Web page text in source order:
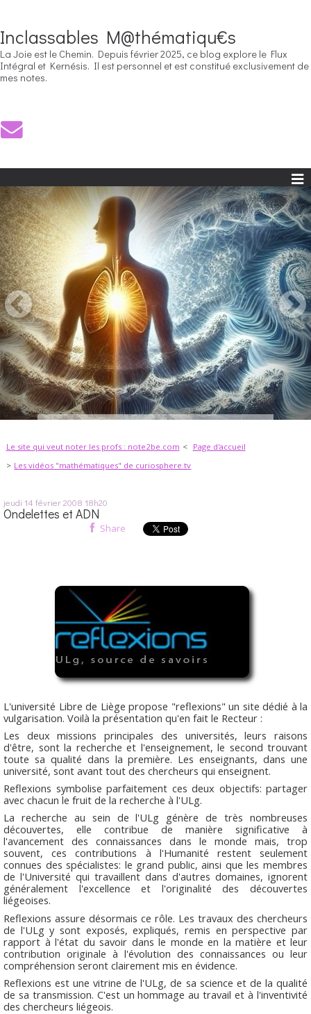
Inclassables M@thématiqu€s
La Joie est le Chemin. Depuis février 2025, ce blog explore le Flux
Intégral et Kernésis. Il est personnel et est constitué exclusivement de
mes notes.
Le site qui veut noter les profs : note2be.com
Page d'accueil
Les vidéos "mathématiques" de curiosphere.tv
jeudi 14 février 2008 18h20
Ondelettes et ADN
Share
L'université Libre de Liège propose "reflexions" un site dédié à la
vulgarisation. Voilà la présentation qu'en fait le Recteur :
Les deux missions principales des universités, leurs raisons
d'être, sont la recherche et l'enseignement, le second trouvant
toute sa qualité dans la première. Les enseignants, dans une
université, sont avant tout des chercheurs qui enseignent.
Reflexions symbolise parfaitement ces deux objectifs: partager
avec chacun le fruit de la recherche à l'ULg.
La recherche au sein de l'ULg génère de très nombreuses
découvertes, elle contribue de manière significative à
l'avancement des connaissances dans le monde mais, trop
souvent, ces contributions à l'Humanité restent seulement
connues des spécialistes: le grand public, ainsi que les membres
de l'Université qui travaillent dans d'autres domaines, ignorent
généralement l'excellence et l'originalité des découvertes
liégeoises.
Reflexions assure désormais ce rôle. Les travaux des chercheurs
de l'ULg y sont exposés, expliqués, remis en perspective par
rapport à l'état du savoir dans le monde en la matière et leur
contribution originale à l'évolution des connaissances ou leur
compréhension seront clairement mis en évidence.
Reflexions est une vitrine de l'ULg, de sa science et de la qualité
de sa transmission. C'est un hommage au travail et à l'inventivité
des chercheurs liégeois.